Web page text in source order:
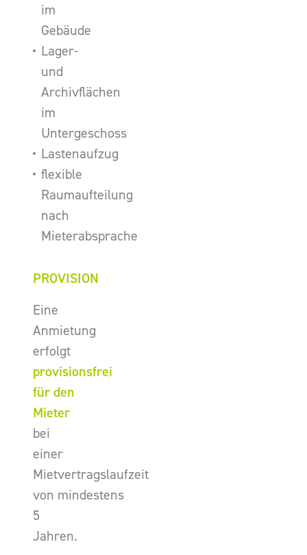
im
Gebäude
Lager-
und
Archivflächen
im
Untergeschoss
Lastenaufzug
flexible
Raumaufteilung
nach
Mieterabsprache
PROVISION
Eine
Anmietung
erfolgt
provisionsfrei
für den
Mieter
bei
einer
Mietvertragslaufzeit
von mindestens
5
Jahren.